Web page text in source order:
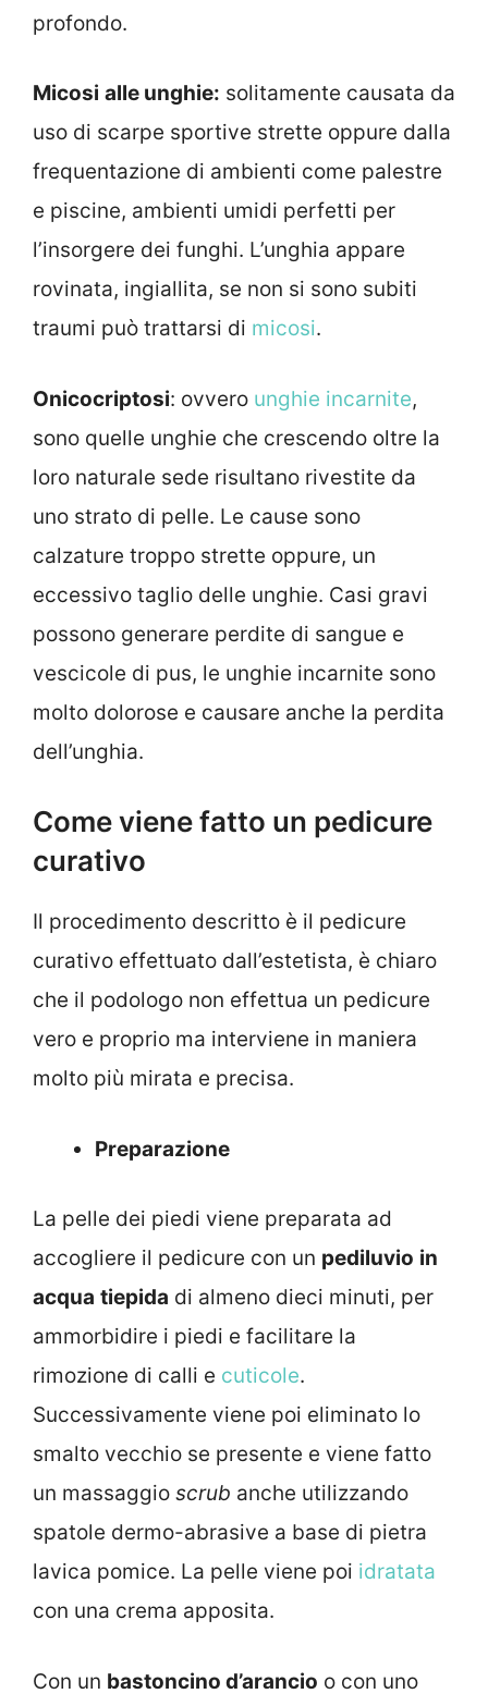
profondo.
Micosi alle unghie: solitamente causata da
uso di scarpe sportive strette oppure dalla
frequentazione di ambienti come palestre
e piscine, ambienti umidi perfetti per
l’insorgere dei funghi. L’unghia appare
rovinata, ingiallita, se non si sono subiti
traumi può trattarsi di micosi.
Onicocriptosi: ovvero unghie incarnite,
sono quelle unghie che crescendo oltre la
loro naturale sede risultano rivestite da
uno strato di pelle. Le cause sono
calzature troppo strette oppure, un
eccessivo taglio delle unghie. Casi gravi
possono generare perdite di sangue e
vescicole di pus, le unghie incarnite sono
molto dolorose e causare anche la perdita
dell’unghia.
Come viene fatto un pedicure
curativo
Il procedimento descritto è il pedicure
curativo effettuato dall’estetista, è chiaro
che il podologo non effettua un pedicure
vero e proprio ma interviene in maniera
molto più mirata e precisa.
Preparazione
La pelle dei piedi viene preparata ad
accogliere il pedicure con un pediluvio in
acqua tiepida di almeno dieci minuti, per
ammorbidire i piedi e facilitare la
rimozione di calli e cuticole.
Successivamente viene poi eliminato lo
smalto vecchio se presente e viene fatto
un massaggio scrub anche utilizzando
spatole dermo-abrasive a base di pietra
lavica pomice. La pelle viene poi idratata
con una crema apposita.
Con un bastoncino d’arancio o con uno